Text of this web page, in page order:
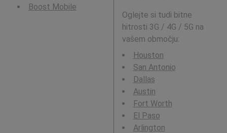
Boost Mobile
Oglejte si tudi bitne
hitrosti 3G / 4G / 5G na
vašem območju:
Houston
San Antonio
Dallas
Austin
Fort Worth
El Paso
Arlington